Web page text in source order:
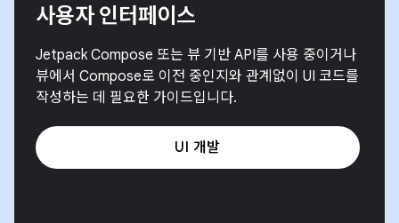
사용자 인터페이스
Jetpack Compose 또는 뷰 기반 API를 사용 중이거나
뷰에서 Compose로 이전 중인지와 관계없이 UI 코드를
작성하는 데 필요한 가이드입니다.
UI 개발